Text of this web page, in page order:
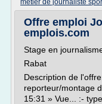
metier de journaliste
Offre emploi
emplois.com
Stage en
Rabat
Description de
reporteur/montage
15:31 » Vue... :-